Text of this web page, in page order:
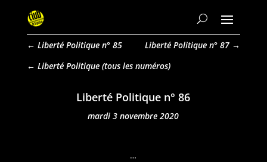
← Liberté Politique n° 85 Liberté Politique n° 87 →
Liberté Politique
Liberté Politique n° 86
mardi 3 novembre 2020
…